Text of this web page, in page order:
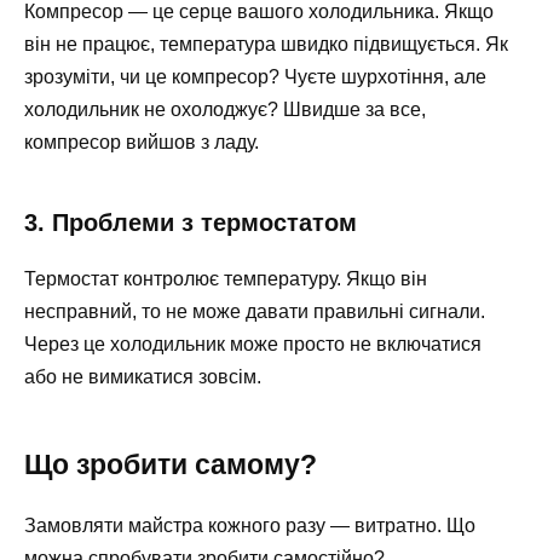
Компресор — це серце вашого холодильника. Якщо
він не працює, температура швидко підвищується. Як
зрозуміти, чи це компресор? Чуєте шурхотіння, але
холодильник не охолоджує? Швидше за все,
компресор вийшов з ладу.
3. Проблеми з термостатом
Термостат контролює температуру. Якщо він
несправний, то не може давати правильні сигнали.
Через це холодильник може просто не включатися
або не вимикатися зовсім.
Що зробити самому?
Замовляти майстра кожного разу — витратно. Що